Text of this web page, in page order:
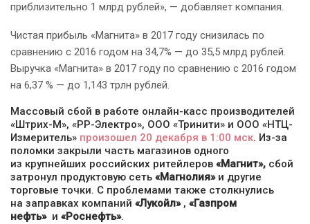
приблизительно 1 млрд рублей», — добавляет компания.
Чистая прибыль «Магнита» в 2017 году снизилась по
сравнению с 2016 годом на 34,7% — до 35,5 млрд рублей.
Выручка «Магнита» в 2017 году по сравнению с 2016 годом
на 6,37 % — до 1,143 трлн рублей.
Массовый сбой в работе онлайн-касс производителей
«Штрих-М», «РР-Электро», ООО «Тринити» и ООО «НТЦ-
Измеритель» произошел 20 декабря в 1:00 мск. Из-за
поломки закрыли часть магазинов одного
из крупнейших российских ритейлеров «Магнит», сбой
затронул продуктовую сеть «Магнолия» и другие
торговые точки. С проблемами также столкнулись
на заправках компаний «Лукойл» , «Газпром
нефть» и «Роснефть».